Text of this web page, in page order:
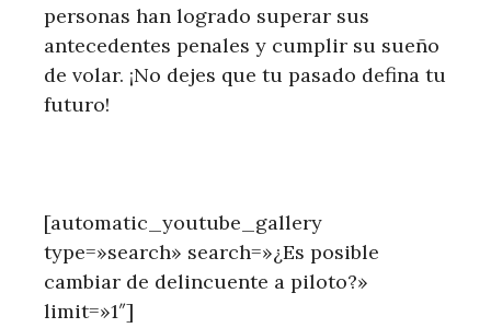
personas han logrado superar sus
antecedentes penales y cumplir su sueño
de volar. ¡No dejes que tu pasado defina tu
futuro!
[automatic_youtube_gallery
type=»search» search=»¿Es posible
cambiar de delincuente a piloto?»
limit=»1″]